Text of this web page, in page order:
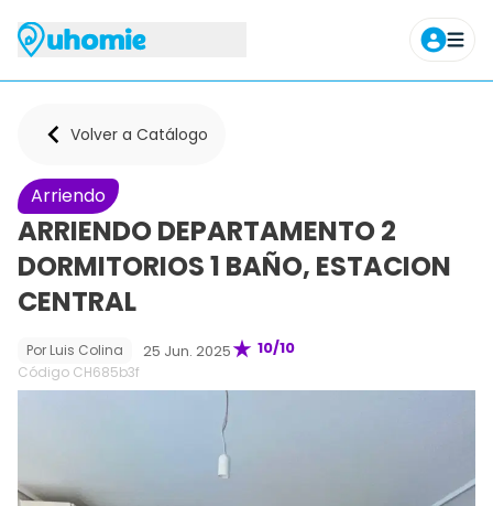
Agendar tour
Volver a Catálogo
Arriendo
ARRIENDO DEPARTAMENTO 2
DORMITORIOS 1 BAÑO, ESTACION
CENTRAL
10/10
Por Luis Colina 25 Jun. 2025
Código CH685b3f